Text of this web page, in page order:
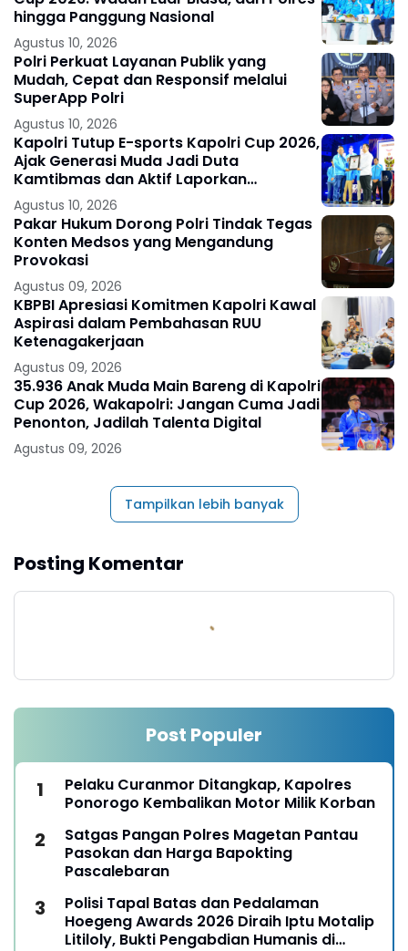
hingga Panggung Nasional
Agustus 10, 2026
Polri Perkuat Layanan Publik yang
Mudah, Cepat dan Responsif melalui
SuperApp Polri
Agustus 10, 2026
Kapolri Tutup E-sports Kapolri Cup 2026,
Ajak Generasi Muda Jadi Duta
Kamtibmas dan Aktif Laporkan
Gangguan Ke 110
Agustus 10, 2026
Pakar Hukum Dorong Polri Tindak Tegas
Konten Medsos yang Mengandung
Provokasi
Agustus 09, 2026
KBPBI Apresiasi Komitmen Kapolri Kawal
Aspirasi dalam Pembahasan RUU
Ketenagakerjaan
Agustus 09, 2026
35.936 Anak Muda Main Bareng di Kapolri
Cup 2026, Wakapolri: Jangan Cuma Jadi
Penonton, Jadilah Talenta Digital
Agustus 09, 2026
Tampilkan lebih banyak
Posting Komentar
Post Populer
Pelaku Curanmor Ditangkap, Kapolres
Ponorogo Kembalikan Motor Milik Korban
Satgas Pangan Polres Magetan Pantau
Pasokan dan Harga Bapokting
Pascalebaran
Polisi Tapal Batas dan Pedalaman
Hoegeng Awards 2026 Diraih Iptu Motalip
Litiloly, Bukti Pengabdian Humanis di